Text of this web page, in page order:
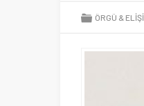
ÖRGÜ & ELIŞI